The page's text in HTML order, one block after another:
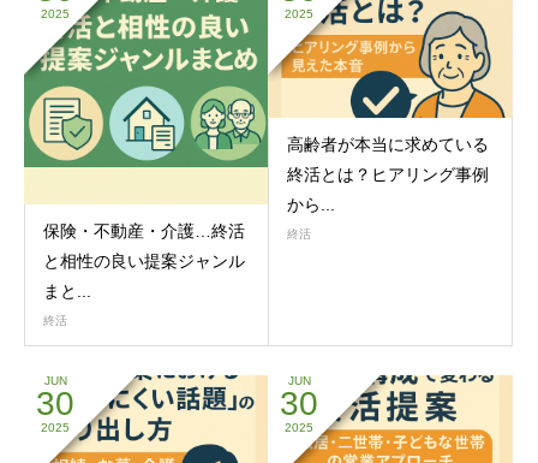
2025
保険・不動産・介護…終活
と相性の良い提案ジャンル
まと...
終活
2025
高齢者が本当に求めている
終活とは？ヒアリング事例
から...
終活
JUN
30
2025
JUN
30
2025